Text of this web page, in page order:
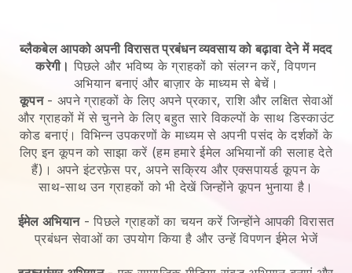
ब्लैकबेल आपको अपनी विरासत प्रबंधन व्यवसाय को बढ़ावा देने में मदद
करेगी। पिछले और भविष्य के ग्राहकों को संलग्न करें, विपणन
अभियान बनाएं और बाज़ार के माध्यम से बेचें।
कूपन- अपने ग्राहकों के लिए अपने प्रकार, राशि और लक्षित सेवाओं
और ग्राहकों में से चुनने के लिए बहुत सारे विकल्पों के साथ डिस्काउंट
कोड बनाएं। विभिन्न उपकरणों के माध्यम से अपनी पसंद के दर्शकों के
लिए इन कूपन को साझा करें (हम हमारे ईमेल अभियानों की सलाह देते
हैं)। अपने इंटरफ़ेस पर, अपने सक्रिय और एक्सपायर्ड कूपन के
साथ-साथ उन ग्राहकों को भी देखें जिन्होंने कूपन भुनाया है।
ईमेल अभियान-पिछले ग्राहकों का चयन करें जिन्होंने आपकी विरासत
प्रबंधन सेवाओं का उपयोग किया है और उन्हें विपणन ईमेल भेजें